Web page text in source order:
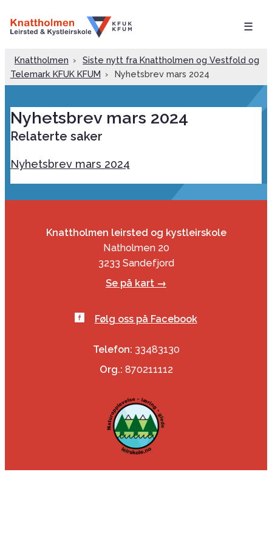
☰
Knattholmen ›
Siste nytt fra Knattholmen og Vestfold og
Telemark KFUK KFUM › Nyhetsbrev mars 2024
Nyhetsbrev mars 2024
Relaterte saker
Nyhetsbrev mars 2024
Knattholmen leirsted og kystleirskole
Natholmen 20
3233 Sandefjord
Se på kart →
Følg oss på Facebook
Telefon: 33483130
Org.: 870211112